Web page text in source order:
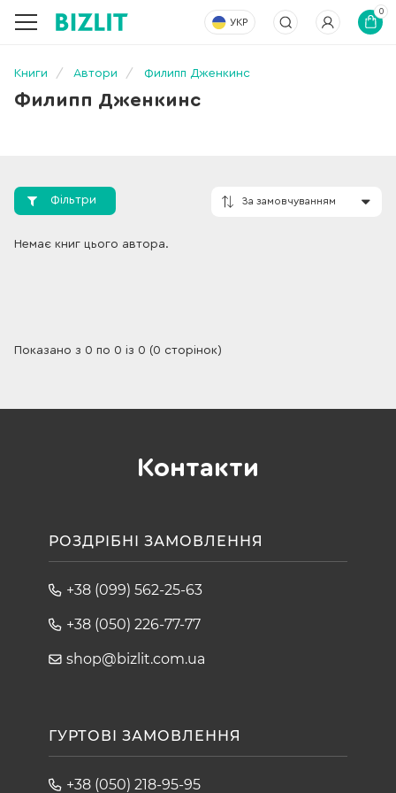
УКР
0
Книги Автори Филипп Дженкинс
Филипп Дженкинс
Фільтри
Немає книг цього автора.
Показано з 0 по 0 із 0 (0 сторінок)
Контакти
РОЗДРІБНІ ЗАМОВЛЕННЯ
+38 (099) 562-25-63
+38 (050) 226-77-77
shop@bizlit.com.ua
ГУРТОВІ ЗАМОВЛЕННЯ
+38 (050) 218-95-95